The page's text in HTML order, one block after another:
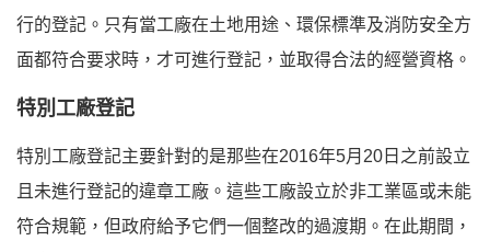
行的登記。只有當工廠在土地用途、環保標準及消防安全方
面都符合要求時，才可進行登記，並取得合法的經營資格。
特別工廠登記
特別工廠登記主要針對的是那些在2016年5月20日之前設立
且未進行登記的違章工廠。這些工廠設立於非工業區或未能
符合規範，但政府給予它們一個整改的過渡期。在此期間，